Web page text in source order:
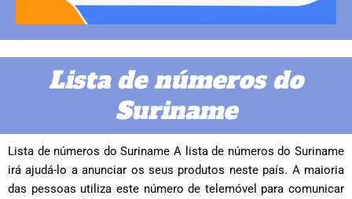
Lista de números do
Suriname
Lista de números do Suriname A lista de números do Suriname
irá ajudá-lo a anunciar os seus produtos neste país. A maioria
das pessoas utiliza este número de telemóvel para comunicar